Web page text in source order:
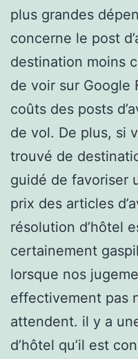
plus grandes
concerne le post
destination moins
de voir sur Google
coûts des posts
de vol. De plus, si
trouvé de
guidé de favoriser
prix des articles
résolution d’hôtel
certainement
lorsque nos
effectivement pas
attendent. il y a
d’hôtel qu’il est